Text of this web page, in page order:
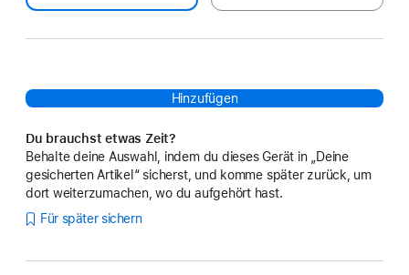
Hinzufügen
Du brauchst etwas Zeit?
Behalte deine Auswahl, indem du dieses Gerät in „Deine
gesicherten Artikel“ sicherst, und komme später zurück, um
dort weiterzumachen, wo du aufgehört hast.
Für später sichern